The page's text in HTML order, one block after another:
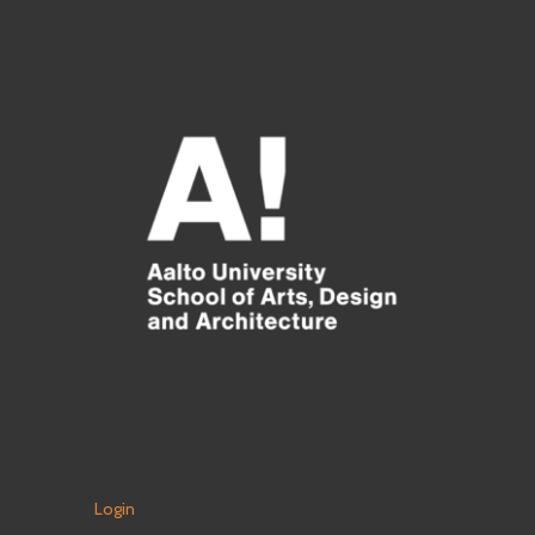
Login